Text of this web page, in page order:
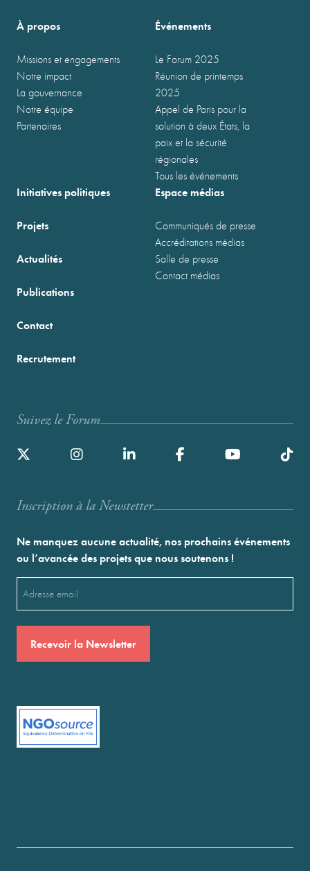
À propos
Missions et engagements
Notre impact
La gouvernance
Notre équipe
Partenaires
Événements
Le Forum 2025
Réunion de printemps
2025
Appel de Paris pour la
solution à deux États, la
paix et la sécurité
régionales
Tous les événements
Initiatives politiques
Projets
Actualités
Publications
Espace médias
Communiqués de presse
Accréditations médias
Salle de presse
Contact médias
Contact
Recrutement
Suivez le Forum
Inscription à la Newstetter
Ne manquez aucune actualité, nos prochains événements
ou l’avancée des projets que nous soutenons !
(Nécessaire)